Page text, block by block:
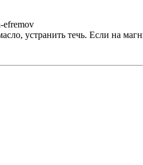
efremov
устранить течь. Если на